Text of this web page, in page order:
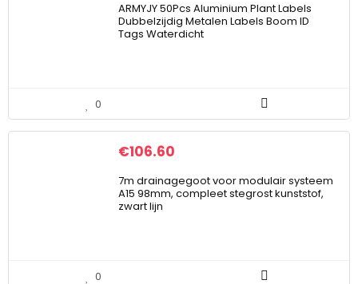
ARMYJY 50Pcs Aluminium Plant Labels
Dubbelzijdig Metalen Labels Boom ID
Tags Waterdicht
0
€106.60
7m drainagegoot voor modulair systeem
A15 98mm, compleet stegrost kunststof,
zwart lijn
0